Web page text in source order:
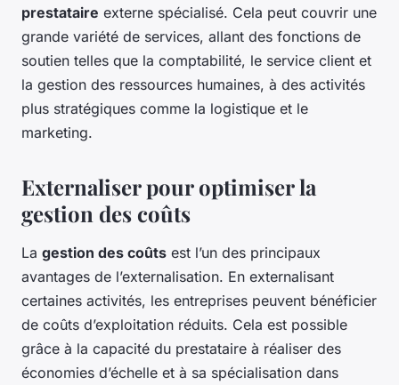
prestataire externe spécialisé. Cela peut couvrir une
grande variété de services, allant des fonctions de
soutien telles que la comptabilité, le service client et
la gestion des ressources humaines, à des activités
plus stratégiques comme la logistique et le
marketing.
Externaliser pour optimiser la
gestion des coûts
La gestion des coûts est l’un des principaux
avantages de l’externalisation. En externalisant
certaines activités, les entreprises peuvent bénéficier
de coûts d’exploitation réduits. Cela est possible
grâce à la capacité du prestataire à réaliser des
économies d’échelle et à sa spécialisation dans